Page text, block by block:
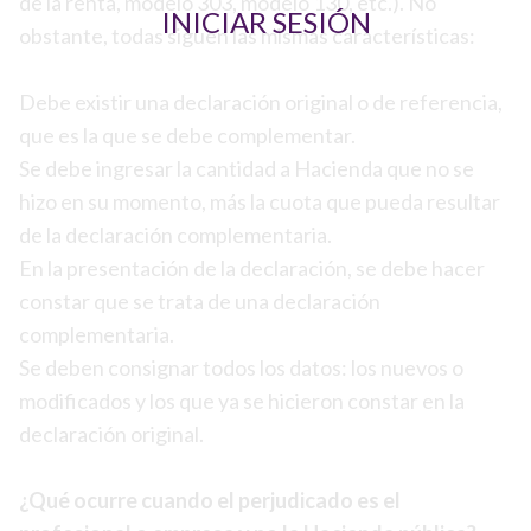
INICIAR SESIÓN
obstante, todas siguen las mismas características:
Debe existir una declaración original o de referencia,
que es la que se debe complementar.
Se debe ingresar la cantidad a Hacienda que no se
hizo en su momento, más la cuota que pueda resultar
de la declaración complementaria.
En la presentación de la declaración, se debe hacer
constar que se trata de una declaración
complementaria.
Se deben consignar todos los datos: los nuevos o
modificados y los que ya se hicieron constar en la
declaración original.
¿Qué ocurre cuando el perjudicado es el